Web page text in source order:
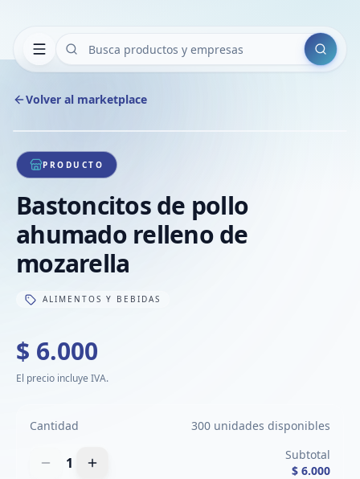
Buscar
Volver al marketplace
1/1
PRODUCTO
Bastoncitos de pollo
ahumado relleno de
mozarella
ALIMENTOS Y BEBIDAS
$ 6.000
El precio incluye IVA.
Cantidad 300 unidades disponibles
1
Subtotal
$ 6.000